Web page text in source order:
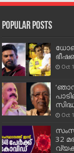
Popular Posts
Oct
Oct
32